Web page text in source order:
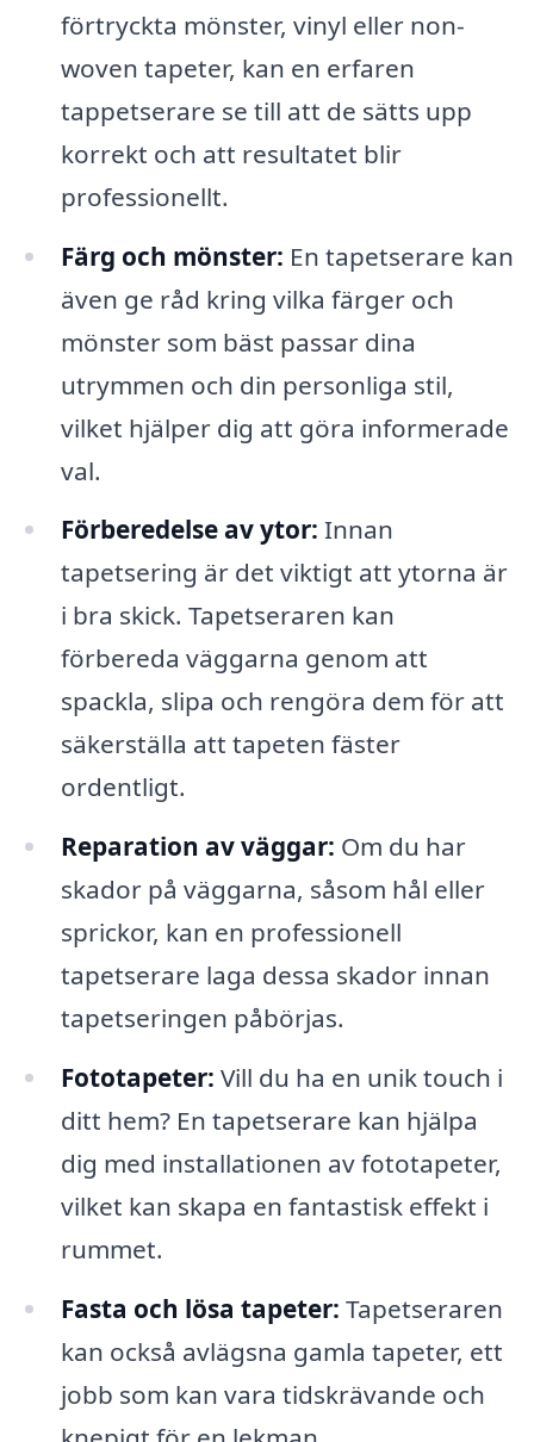
förtryckta mönster, vinyl eller non-
woven tapeter, kan en erfaren
tappetserare se till att de sätts upp
korrekt och att resultatet blir
professionellt.
Färg och mönster: En tapetserare kan
även ge råd kring vilka färger och
mönster som bäst passar dina
utrymmen och din personliga stil,
vilket hjälper dig att göra informerade
val.
Förberedelse av ytor: Innan
tapetsering är det viktigt att ytorna är
i bra skick. Tapetseraren kan
förbereda väggarna genom att
spackla, slipa och rengöra dem för att
säkerställa att tapeten fäster
ordentligt.
Reparation av väggar: Om du har
skador på väggarna, såsom hål eller
sprickor, kan en professionell
tapetserare laga dessa skador innan
tapetseringen påbörjas.
Fototapeter: Vill du ha en unik touch i
ditt hem? En tapetserare kan hjälpa
dig med installationen av fototapeter,
vilket kan skapa en fantastisk effekt i
rummet.
Fasta och lösa tapeter: Tapetseraren
kan också avlägsna gamla tapeter, ett
jobb som kan vara tidskrävande och